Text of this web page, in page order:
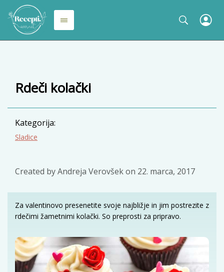
Rdeči kolački
Kategorija:
Sladice
Created byAndreja Verovšekon 22. marca, 2017
Za valentinovo presenetite svoje najbližje in jim postrezite z
rdečimi žametnimi kolački. So preprosti za pripravo.